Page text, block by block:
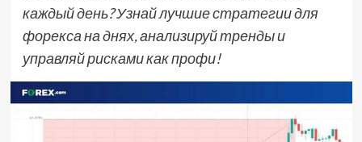
каждый день? Узнай лучшие стратегии для
форекса на днях, анализируй тренды и
управляй рисками как профи!